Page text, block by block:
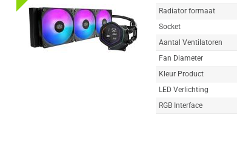
Radiator formaat
Socket
Aantal Ventilatoren
Fan Diameter
Kleur Product
LED Verlichting
RGB Interface